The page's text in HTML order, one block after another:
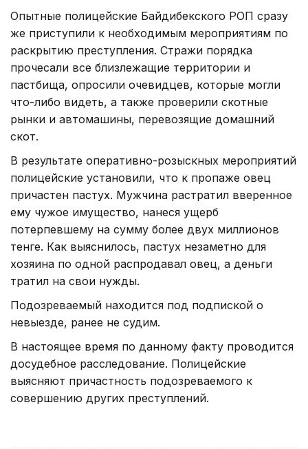
Опытные полицейские Байдибекского РОП сразу
же приступили к необходимым мероприятиям по
раскрытию преступления. Стражи порядка
прочесали все близлежащие территории и
пастбища, опросили очевидцев, которые могли
что-либо видеть, а также проверили скотные
рынки и автомашины, перевозящие домашний
скот.
В результате оперативно-розыскных мероприятий
полицейские установили, что к пропаже овец
причастен пастух. Мужчина растратил вверенное
ему чужое имущество, нанеся ущерб
потерпевшему на сумму более двух миллионов
тенге. Как выяснилось, пастух незаметно для
хозяина по одной распродавал овец, а деньги
тратил на свои нужды.
Подозреваемый находится под подпиской о
невыезде, ранее не судим.
В настоящее время по данному факту проводится
досудебное расследование. Полицейские
выясняют причастность подозреваемого к
совершению других преступлений.